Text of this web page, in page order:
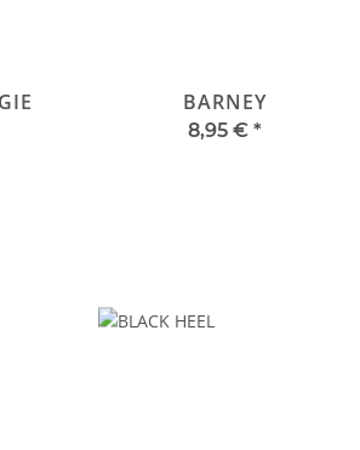
BARNEY
8,95 € *